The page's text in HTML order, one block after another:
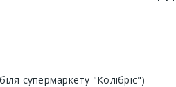
супермаркету "Колібріс")